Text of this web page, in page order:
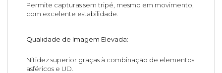
Permite capturas sem tripé, mesmo em movimento,
com excelente estabilidade.
Qualidade de Imagem Elevada:
Nitidez superior graças à combinação de elementos
asféricos e UD.